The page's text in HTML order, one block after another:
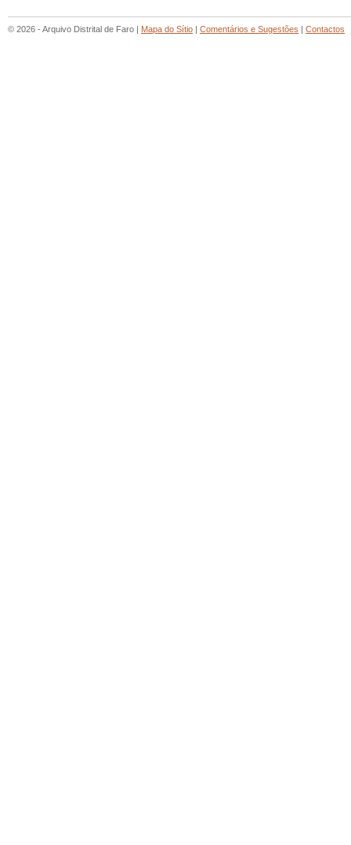
© 2026 - Arquivo Distrital de Faro | Mapa do Sítio | Comentários e Sugestões | Contactos